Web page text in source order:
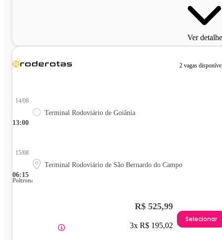
Ver
2 vagas
13:00
14/08
Terminal Rodoviário de Goiânia
06:15
15/08
Terminal Rodoviário de São Bernardo do Campo
Poltrona
R$ 525,99
3x R$ 195,02
Selecionar